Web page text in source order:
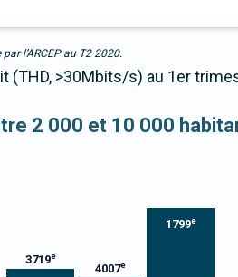
l’ARCEP au T2 2020.
(THD, >30Mbits/s) au 1er
2 000 et 10 000
3719e
4007e
1799e